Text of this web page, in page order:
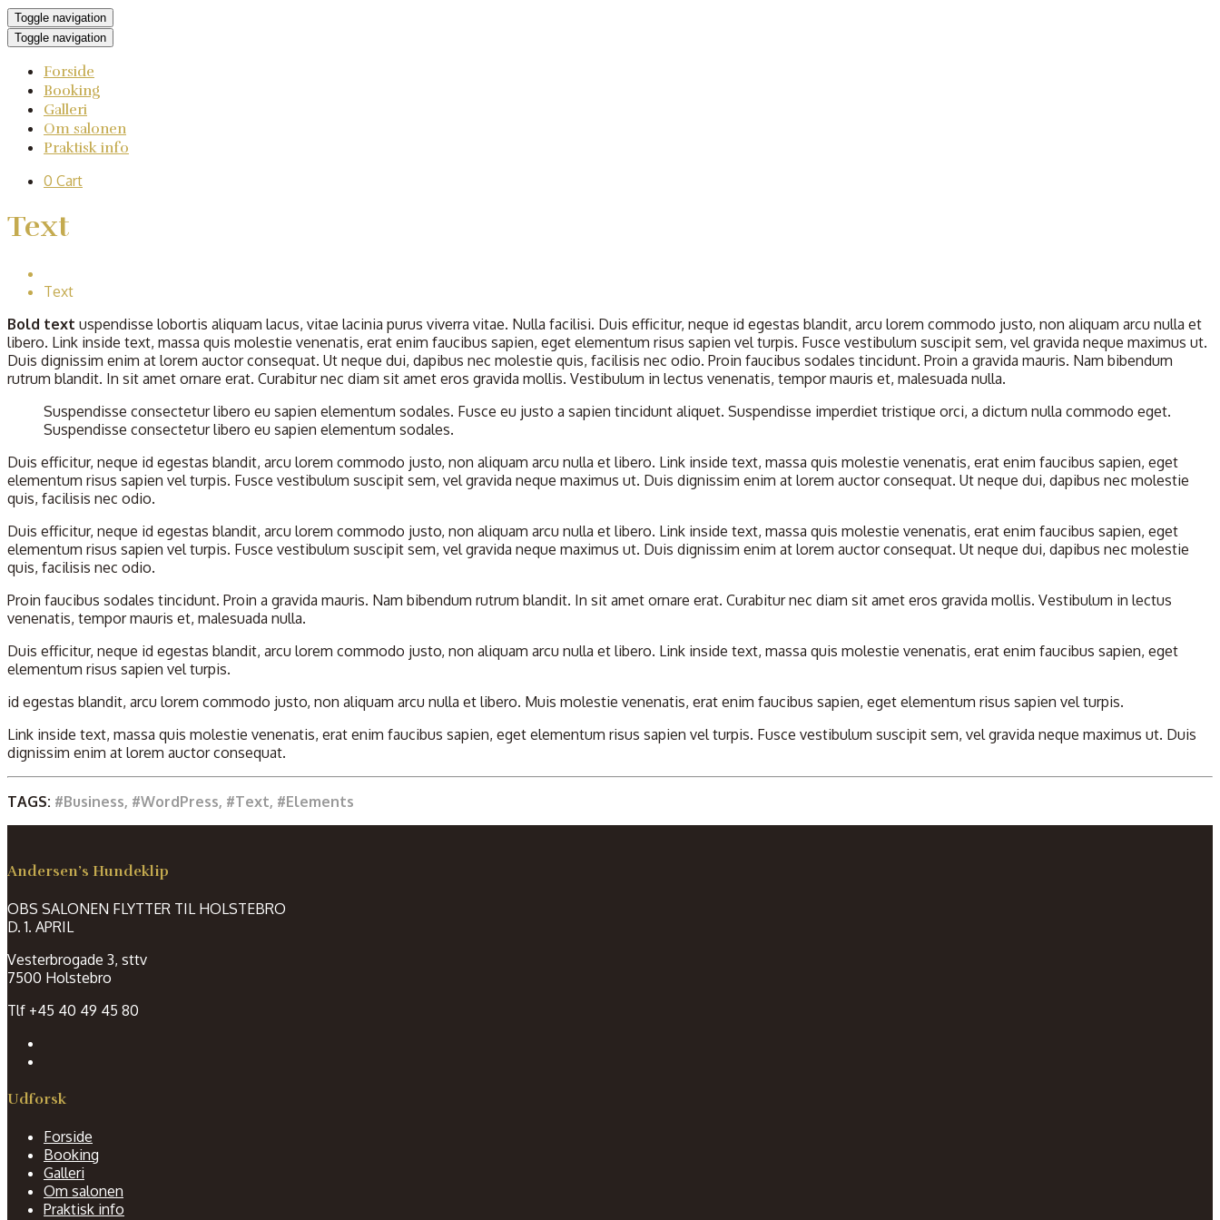
Toggle navigation
Toggle navigation
Forside
Booking
Galleri
Om salonen
Praktisk info
0 Cart
Text
Text
Bold text uspendisse lobortis aliquam lacus, vitae lacinia purus viverra vitae. Nulla facilisi. Duis efficitur, neque id egestas blandit, arcu lorem commodo justo, non aliquam arcu nulla et
libero. Link inside text, massa quis molestie venenatis, erat enim faucibus sapien, eget elementum risus sapien vel turpis. Fusce vestibulum suscipit sem, vel gravida neque maximus ut.
Duis dignissim enim at lorem auctor consequat. Ut neque dui, dapibus nec molestie quis, facilisis nec odio. Proin faucibus sodales tincidunt. Proin a gravida mauris. Nam bibendum
rutrum blandit. In sit amet ornare erat. Curabitur nec diam sit amet eros gravida mollis. Vestibulum in lectus venenatis, tempor mauris et, malesuada nulla.
Suspendisse consectetur libero eu sapien elementum sodales. Fusce eu justo a sapien tincidunt aliquet. Suspendisse imperdiet tristique orci, a dictum nulla commodo eget.
Suspendisse consectetur libero eu sapien elementum sodales.
Duis efficitur, neque id egestas blandit, arcu lorem commodo justo, non aliquam arcu nulla et libero. Link inside text, massa quis molestie venenatis, erat enim faucibus sapien, eget
elementum risus sapien vel turpis. Fusce vestibulum suscipit sem, vel gravida neque maximus ut. Duis dignissim enim at lorem auctor consequat. Ut neque dui, dapibus nec molestie
quis, facilisis nec odio.
Duis efficitur, neque id egestas blandit, arcu lorem commodo justo, non aliquam arcu nulla et libero. Link inside text, massa quis molestie venenatis, erat enim faucibus sapien, eget
elementum risus sapien vel turpis. Fusce vestibulum suscipit sem, vel gravida neque maximus ut. Duis dignissim enim at lorem auctor consequat. Ut neque dui, dapibus nec molestie
quis, facilisis nec odio.
Proin faucibus sodales tincidunt. Proin a gravida mauris. Nam bibendum rutrum blandit. In sit amet ornare erat. Curabitur nec diam sit amet eros gravida mollis. Vestibulum in lectus
venenatis, tempor mauris et, malesuada nulla.
Duis efficitur, neque id egestas blandit, arcu lorem commodo justo, non aliquam arcu nulla et libero. Link inside text, massa quis molestie venenatis, erat enim faucibus sapien, eget
elementum risus sapien vel turpis.
id egestas blandit, arcu lorem commodo justo, non aliquam arcu nulla et libero. Muis molestie venenatis, erat enim faucibus sapien, eget elementum risus sapien vel turpis.
Link inside text, massa quis molestie venenatis, erat enim faucibus sapien, eget elementum risus sapien vel turpis. Fusce vestibulum suscipit sem, vel gravida neque maximus ut. Duis
dignissim enim at lorem auctor consequat.
TAGS: #Business, #WordPress, #Text, #Elements
Andersen’s Hundeklip
OBS SALONEN FLYTTER TIL HOLSTEBRO
D. 1. APRIL
Vesterbrogade 3, sttv
7500 Holstebro
Tlf +45 40 49 45 80
Udforsk
Forside
Booking
Galleri
Om salonen
Praktisk info